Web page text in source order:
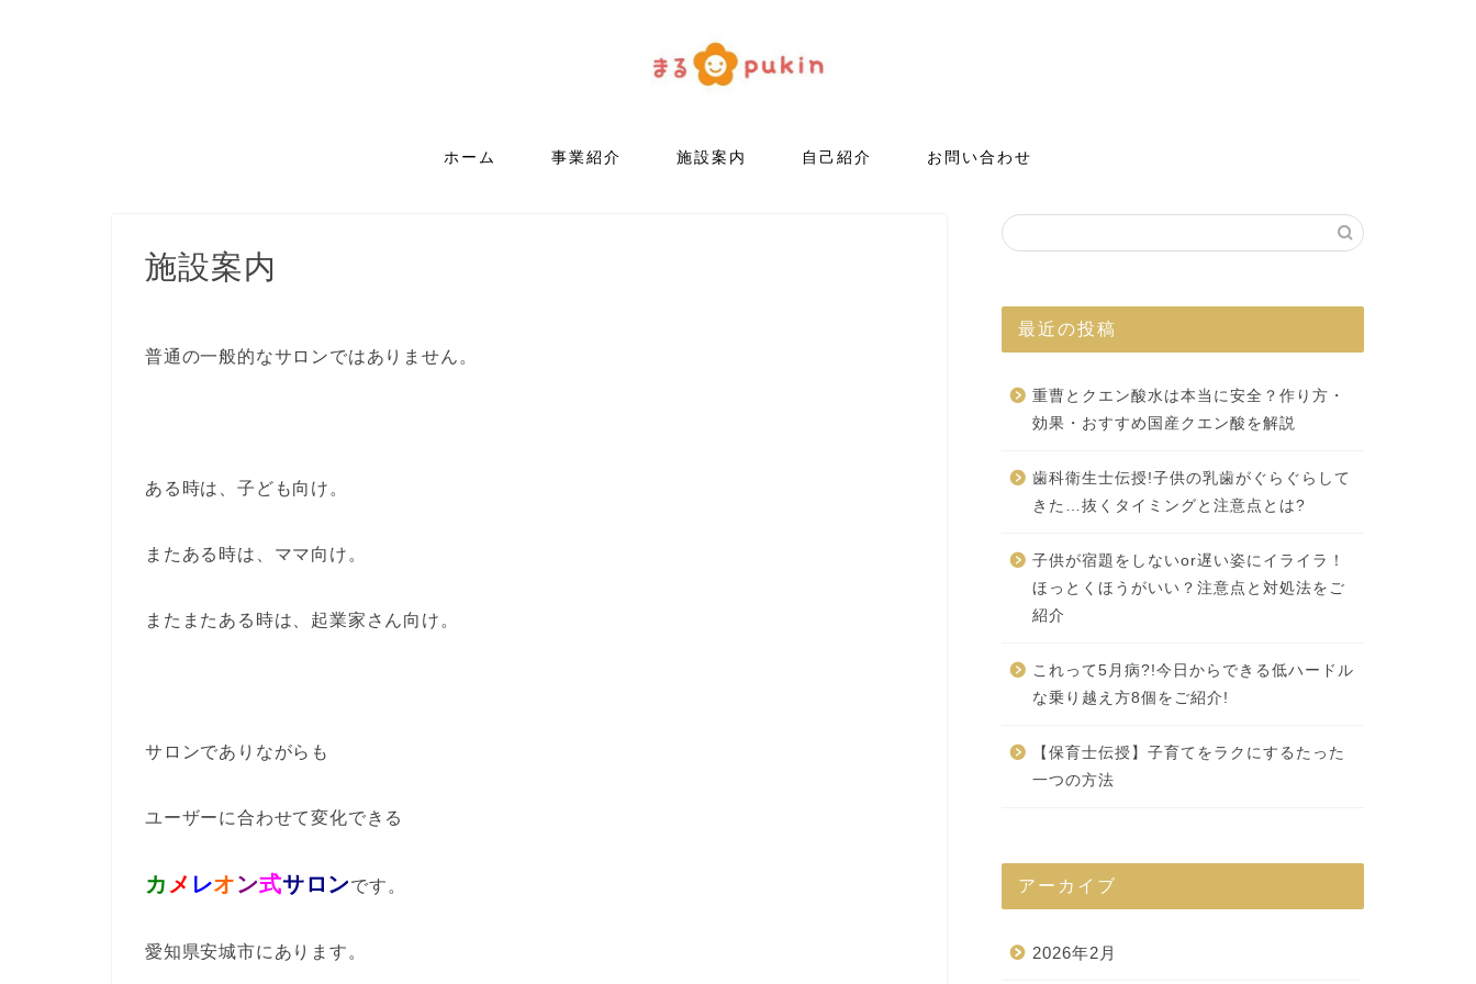
ホーム 事業紹介 施設案内 自己紹介 お問い合わせ
施設案内
普通の一般的なサロンではありません。
ある時は、子ども向け。
またある時は、ママ向け。
またまたある時は、起業家さん向け。
サロンでありながらも
ユーザーに合わせて変化できる
カ メ レオン式サロンです。
愛知県安城市にあります。
最近の投稿
重曹とクエン酸水は本当に安全？作り方・
効果・おすすめ国産クエン酸を解説
歯科衛生士伝授!子供の乳歯がぐらぐらして
きた…抜くタイミングと注意点とは?
子供が宿題をしないor遅い姿にイライラ！
ほっとくほうがいい？注意点と対処法をご
紹介
これって5月病?!今日からできる低ハードル
な乗り越え方8個をご紹介!
【保育士伝授】子育てをラクにするたった
一つの方法
アーカイブ
2026年2月